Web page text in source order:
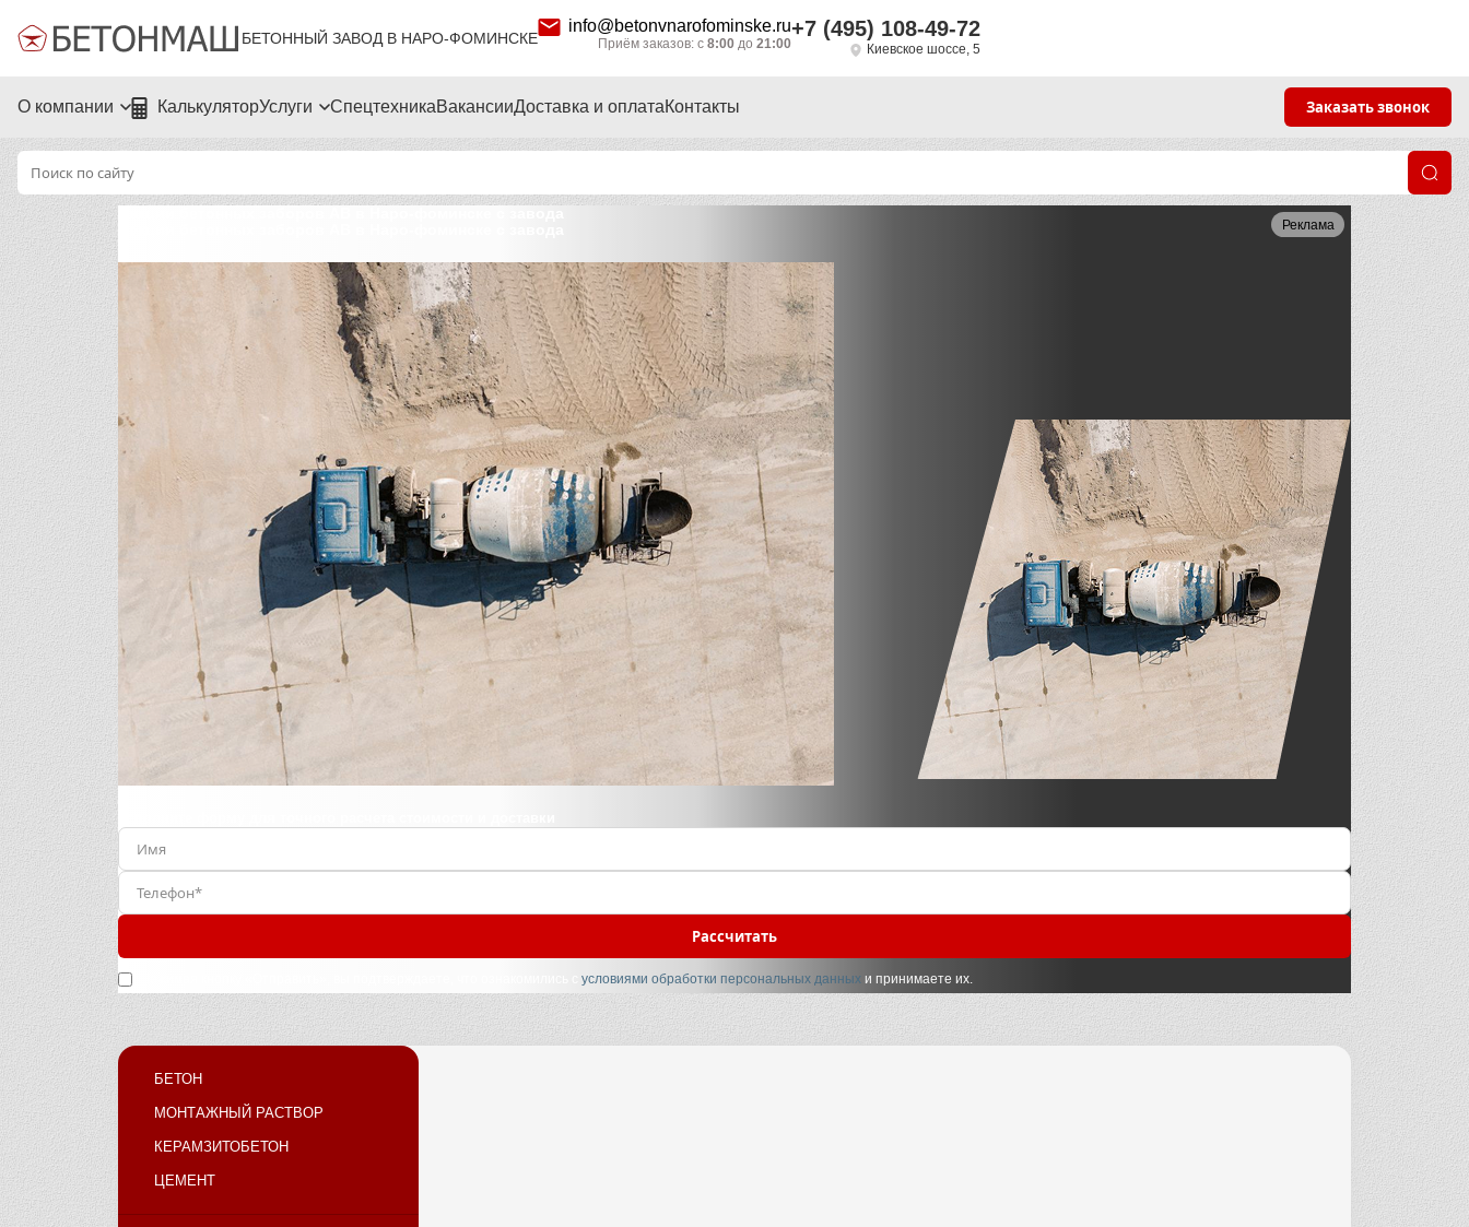
БЕТОННЫЙ ЗАВОД В НАРО-ФОМИНСКЕ
info@betonvnarofominske.ru
Приём заказов: с 8:00 до 21:00
+7 (495) 108-49-72
Киевское шоссе, 5
О компании КалькуляторУслуги СпецтехникаВакансииДоставка и оплатаКонтакты Заказать звонок
Реклама
Рассчитать
Нажимая кнопку «Отправить», вы подтверждаете, что ознакомились сусловиями обработки персональных данных и принимаете их.
БЕТОН
МОНТАЖНЫЙ РАСТВОР
КЕРАМЗИТОБЕТОН
ЦЕМЕНТ